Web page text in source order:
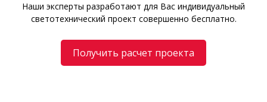
Наши эксперты разработают для Вас индивидуальный
светотехнический проект совершенно бесплатно.
Получить расчет проекта